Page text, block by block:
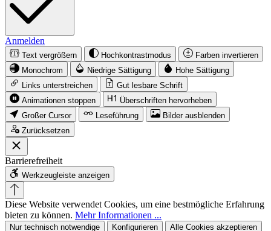
Anmelden
Text vergrößern Hochkontrastmodus
Farben invertieren
Monochrom
Niedrige Sättigung
Hohe Sättigung
Links unterstreichen
Gut lesbare Schrift
Animationen stoppen
Überschriften hervorheben
Großer Cursor
Leseführung
Bilder ausblenden
Zurücksetzen
Barrierefreiheit
Werkzeugleiste anzeigen
Diese Website verwendet Cookies, um eine bestmögliche Erfahrung
bieten zu können. Mehr Informationen ...
Nur technisch notwendige Konfigurieren Alle Cookies akzeptieren